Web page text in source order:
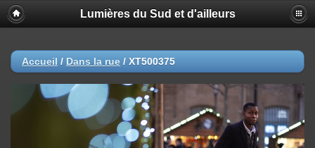
Lumières du Sud et d'ailleurs
Accueil / Dans la rue / XT500375